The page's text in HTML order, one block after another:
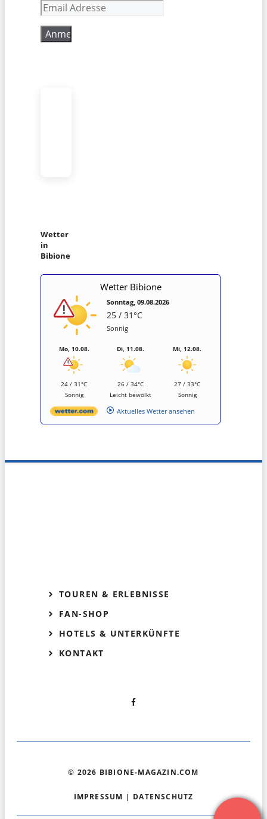
Wetter
in
Bibione
Wetter Bibione
Sonntag, 09.08.2026
25 / 31°C
Sonnig
Mo, 10.08.
24 / 31°C
Sonnig
Di, 11.08.
26 / 34°C
Leicht bewölkt
Mi, 12.08.
27 / 33°C
Sonnig
Aktuelles Wetter ansehen
TOUREN & ERLEBNISSE
FAN-SHOP
HOTELS & UNTERKÜNFTE
KONTAKT
© 2026 BIBIONE-MAGAZIN.COM
IMPRESSUM | DATENSCHUTZ